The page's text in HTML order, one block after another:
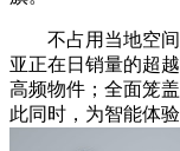
不占用当地空间
亚正在日销量的超
高频物件；全面笼
此同时，为智能体